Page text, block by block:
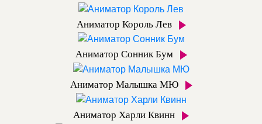
Аниматор Король Лев
Аниматор Сонник Бум
Аниматор Малышка МЮ
Аниматор Харли Квинн